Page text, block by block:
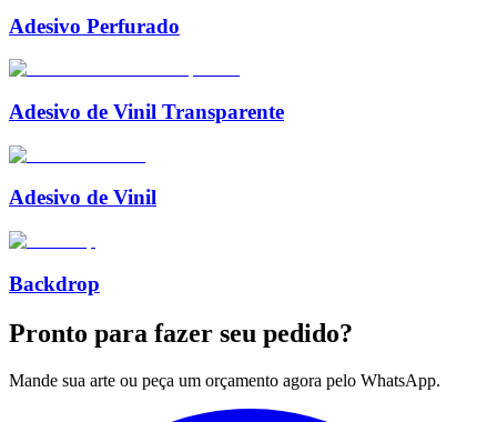
Adesivo Perfurado
Adesivo de Vinil Transparente
Adesivo de Vinil
Backdrop
Pronto para fazer seu pedido?
Mande sua arte ou peça um orçamento agora pelo WhatsApp.